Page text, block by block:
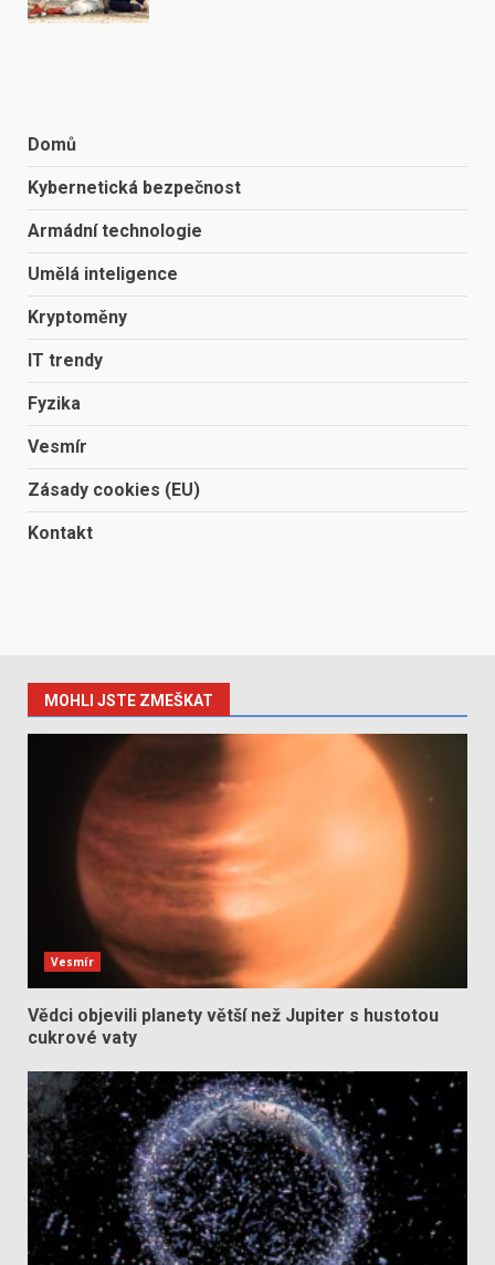
Domů
Kybernetická bezpečnost
Armádní technologie
Umělá inteligence
Kryptoměny
IT trendy
Fyzika
Vesmír
Zásady cookies (EU)
Kontakt
MOHLI JSTE ZMEŠKAT
Vesmír
Vědci objevili planety větší než Jupiter s hustotou
cukrové vaty